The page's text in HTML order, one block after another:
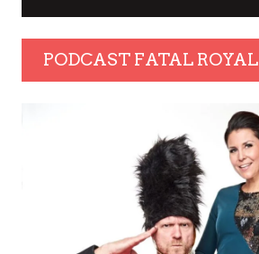
PODCAST FATAL ROYAL